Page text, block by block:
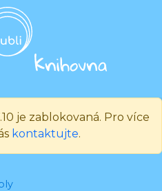
je zablokovaná. Pro více
kontaktujte.